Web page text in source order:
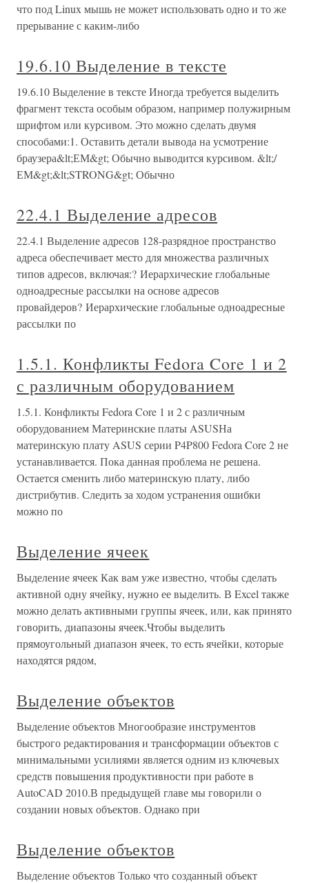
что под Linux мышь не может использовать одно и то же
прерывание с каким-либо
19.6.10 Выделение в тексте
19.6.10 Выделение в тексте Иногда требуется выделить
фрагмент текста особым образом, например полужирным
шрифтом или курсивом. Это можно сделать двумя
способами:1. Оставить детали вывода на усмотрение
браузера&lt;ЕМ&gt; Обычно выводится курсивом. &lt;/
ЕМ&gt;&lt;STRONG&gt; Обычно
22.4.1 Выделение адресов
22.4.1 Выделение адресов 128-разрядное пространство
адреса обеспечивает место для множества различных
типов адресов, включая:? Иерархические глобальные
одноадресные рассылки на основе адресов
провайдеров? Иерархические глобальные одноадресные
рассылки по
1.5.1. Конфликты Fedora Core 1 и 2
с различным оборудованием
1.5.1. Конфликты Fedora Core 1 и 2 с различным
оборудованием Материнские платы ASUSНа
материнскую плату ASUS серии P4P800 Fedora Core 2 не
устанавливается. Пока данная проблема не решена.
Остается сменить либо материнскую плату, либо
дистрибутив. Следить за ходом устранения ошибки
можно по
Выделение ячеек
Выделение ячеек Как вам уже известно, чтобы сделать
активной одну ячейку, нужно ее выделить. В Excel также
можно делать активными группы ячеек, или, как принято
говорить, диапазоны ячеек.Чтобы выделить
прямоугольный диапазон ячеек, то есть ячейки, которые
находятся рядом,
Выделение объектов
Выделение объектов Многообразие инструментов
быстрого редактирования и трансформации объектов с
минимальными усилиями является одним из ключевых
средств повышения продуктивности при работе в
AutoCAD 2010.В предыдущей главе мы говорили о
создании новых объектов. Однако при
Выделение объектов
Выделение объектов Только что созданный объект